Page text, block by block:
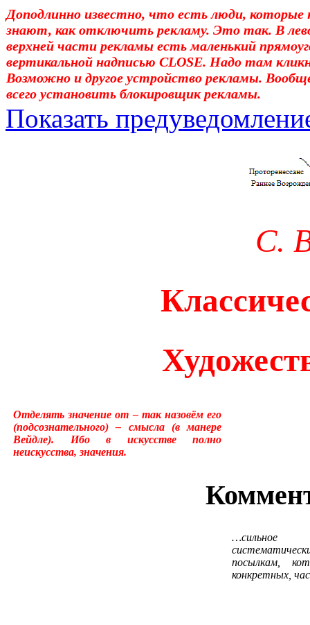
Доподлинно известно, что есть люди, которые
знают, как отключить рекламу. Это так. В
верхней части рекламы есть маленький
вертикальной надписью CLOSE. Надо там
Возможно и другое устройство рекламы.
всего установить блокировщик рекламы.
Показать
Уважаемые! Умоляю: не
отошли от суеты. – Перед
достаточно, чтоб
что не понятно.Прошу
«подсознательный» в
менять в тысячах мест,
устаревшим.Ещё одна
применение слова
[отличающемуся от
у растений, и у
С.
Отделять значение от – так назовём его
(подсознательного) – смысла (в манере
Вейдле). Ибо в искусстве полно
неискусства, значения.
…сильное
посылкам,
конкретных,